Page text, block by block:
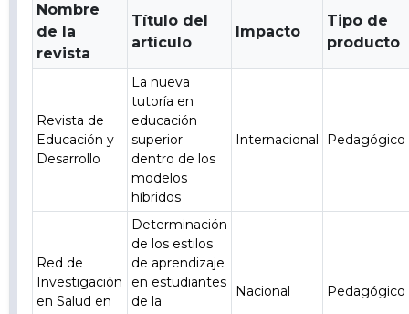
Nombre
de la
revista
Título del
artículo
Impacto
Tipo de
producto
Revista de
Educación y
Desarrollo
La nueva
tutoría en
educación
superior
dentro de los
modelos
híbridos
Internacional Pedagógico
Red de
Investigación
en Salud en
Determinación
de los estilos
de aprendizaje
en estudiantes
de la
Nacional Pedagógico